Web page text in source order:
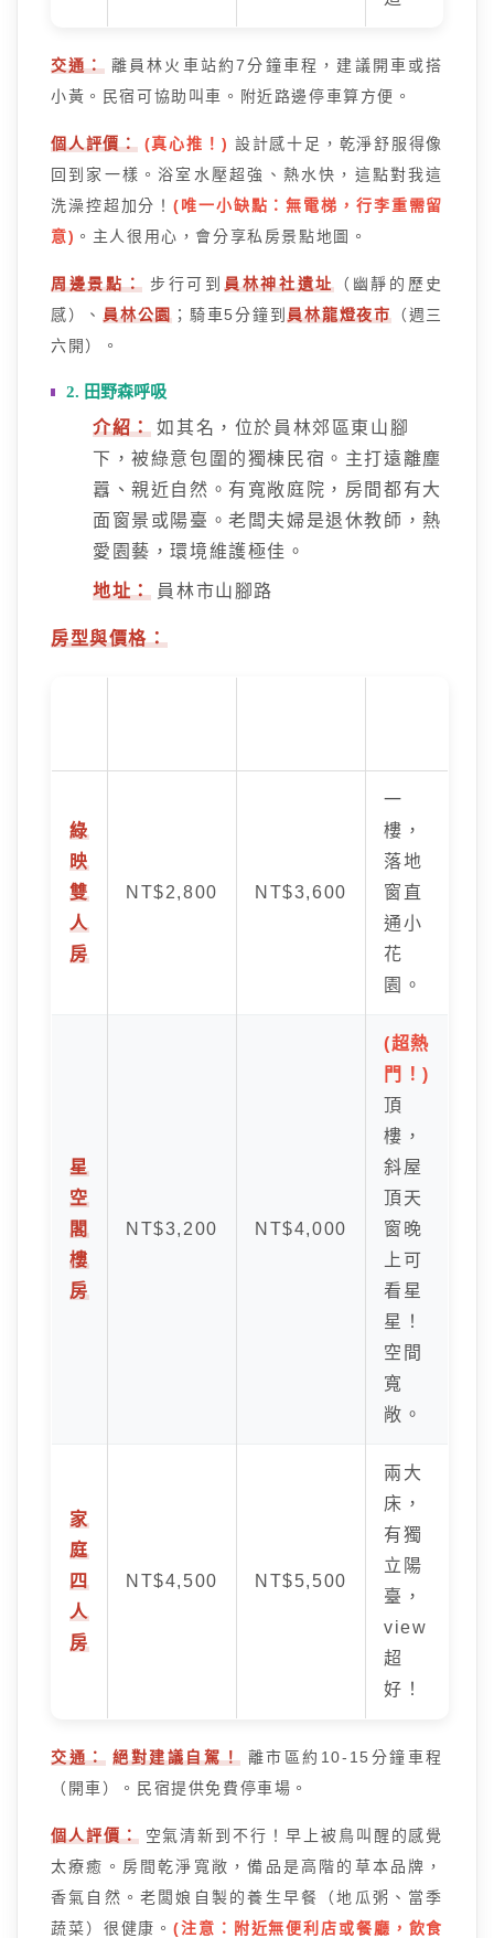
交通：離員林火車站約7分鐘車程，建議開車或搭
小黃。民宿可協助叫車。附近路邊停車算方便。
個人評價： (真心推！) 設計感十足，乾淨舒服得像
回到家一樣。浴室水壓超強、熱水快，這點對我這
洗澡控超加分！(唯一小缺點：無電梯，行李重需留
意) 。主人很用心，會分享私房景點地圖。
周邊景點： 步行可到 員林神社遺址（幽靜的歷史
感）、員林公園 ；騎車5分鐘到員林龍燈夜市（週三
六開）。
2. 田野森呼吸
介紹：如其名，位於員林郊區東山腳
下，被綠意包圍的獨棟民宿。主打遠離塵
囂、親近自然。有寬敞庭院，房間都有大
面窗景或陽臺。老闆夫婦是退休教師，熱
愛園藝，環境維護極佳。
地址：員林市山腳路
房型與價格：
綠
映
雙
人
房
NT$2,800 NT$3,600
一
樓，
落地
窗直
通小
花
園。
星
空
閣
樓
房
NT$3,200 NT$4,000
(超熱
門！)
頂
樓，
斜屋
頂天
窗晚
上可
看星
星！
空間
寬
敞。
家
庭
四
人
房
NT$4,500 NT$5,500
兩大
床，
有獨
立陽
臺，
view
超
好！
交通： 絕對建議自駕！ 離市區約10-15分鐘車程
（開車）。民宿提供免費停車場。
個人評價：空氣清新到不行！早上被鳥叫醒的感覺
太療癒。房間乾淨寬敞，備品是高階的草本品牌，
香氣自然。老闆娘自製的養生早餐（地瓜粥、當季
蔬菜）很健康。(注意：附近無便利店或餐廳，飲食